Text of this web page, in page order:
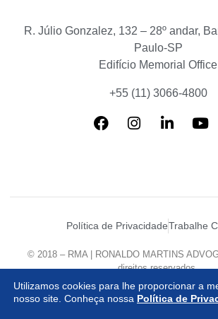
R. Júlio Gonzalez, 132 – 28º andar,
Paulo-SP
Edifício Memorial Office
+55 (11) 3066-4800
© 2018 – RMA | RONALDO MARTINS
direitos reservados.
Desenvolvido por
Agência
Política de PrivacidadeTrabalhe
Utilizamos cookies para lhe proporcionar a
nosso site. Conheça nossa Política de